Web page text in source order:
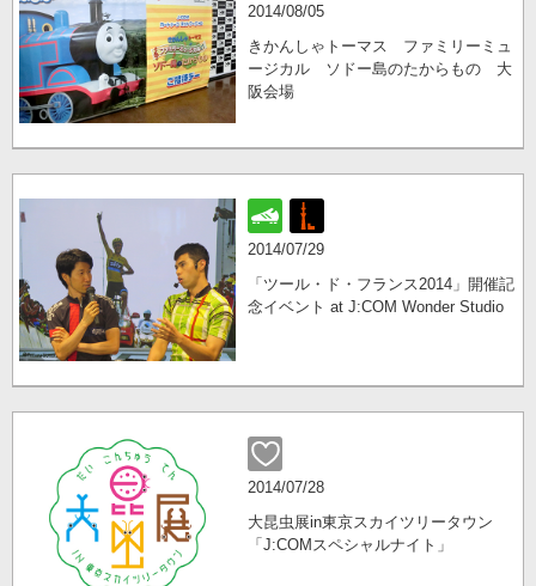
2014/08/05
きかんしゃトーマス ファミリーミュ
ージカル ソドー島のたからもの 大
阪会場
2014/07/29
「ツール・ド・フランス2014」開催記
念イベント at J:COM Wonder Studio
2014/07/28
大昆虫展in東京スカイツリータウン
「J:COMスペシャルナイト」